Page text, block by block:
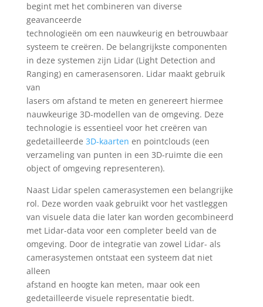
begint met het combineren van diverse
geavanceerde
technologieën om een nauwkeurig en betrouwbaar
systeem te creëren. De belangrijkste componenten
in deze systemen zijn Lidar (Light Detection and
Ranging) en camerasensoren. Lidar maakt gebruik
van
lasers om afstand te meten en genereert hiermee
nauwkeurige 3D-modellen van de omgeving. Deze
technologie is essentieel voor het creëren van
gedetailleerde 3D-kaarten en pointclouds (een
verzameling van punten in een 3D-ruimte die een
object of omgeving representeren).
Naast Lidar spelen camerasystemen een belangrijke
rol. Deze worden vaak gebruikt voor het vastleggen
van visuele data die later kan worden gecombineerd
met Lidar-data voor een completer beeld van de
omgeving. Door de integratie van zowel Lidar- als
camerasystemen ontstaat een systeem dat niet
alleen
afstand en hoogte kan meten, maar ook een
gedetailleerde visuele representatie biedt.